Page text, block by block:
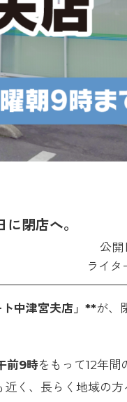
閉店へ。
公開
ライタ
中津宮夫店」**が、
前9時をもって12年間
く、長らく地域の